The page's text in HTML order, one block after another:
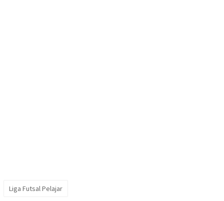
Liga Futsal Pelajar